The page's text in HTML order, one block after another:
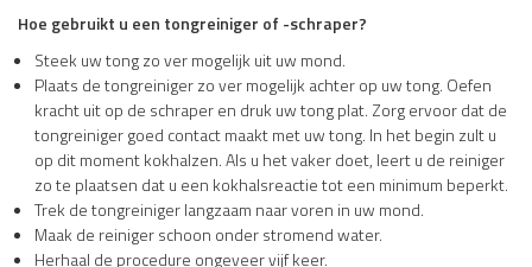
Hoe gebruikt u een tongreiniger of -schraper?
Steek uw tong zo ver mogelijk uit uw mond.
Plaats de tongreiniger zo ver mogelijk achter op uw tong. Oefen
kracht uit op de schraper en druk uw tong plat. Zorg ervoor dat de
tongreiniger goed contact maakt met uw tong. In het begin zult u
op dit moment kokhalzen. Als u het vaker doet, leert u de reiniger
zo te plaatsen dat u een kokhalsreactie tot een minimum beperkt.
Trek de tongreiniger langzaam naar voren in uw mond.
Maak de reiniger schoon onder stromend water.
Herhaal de procedure ongeveer vijf keer.